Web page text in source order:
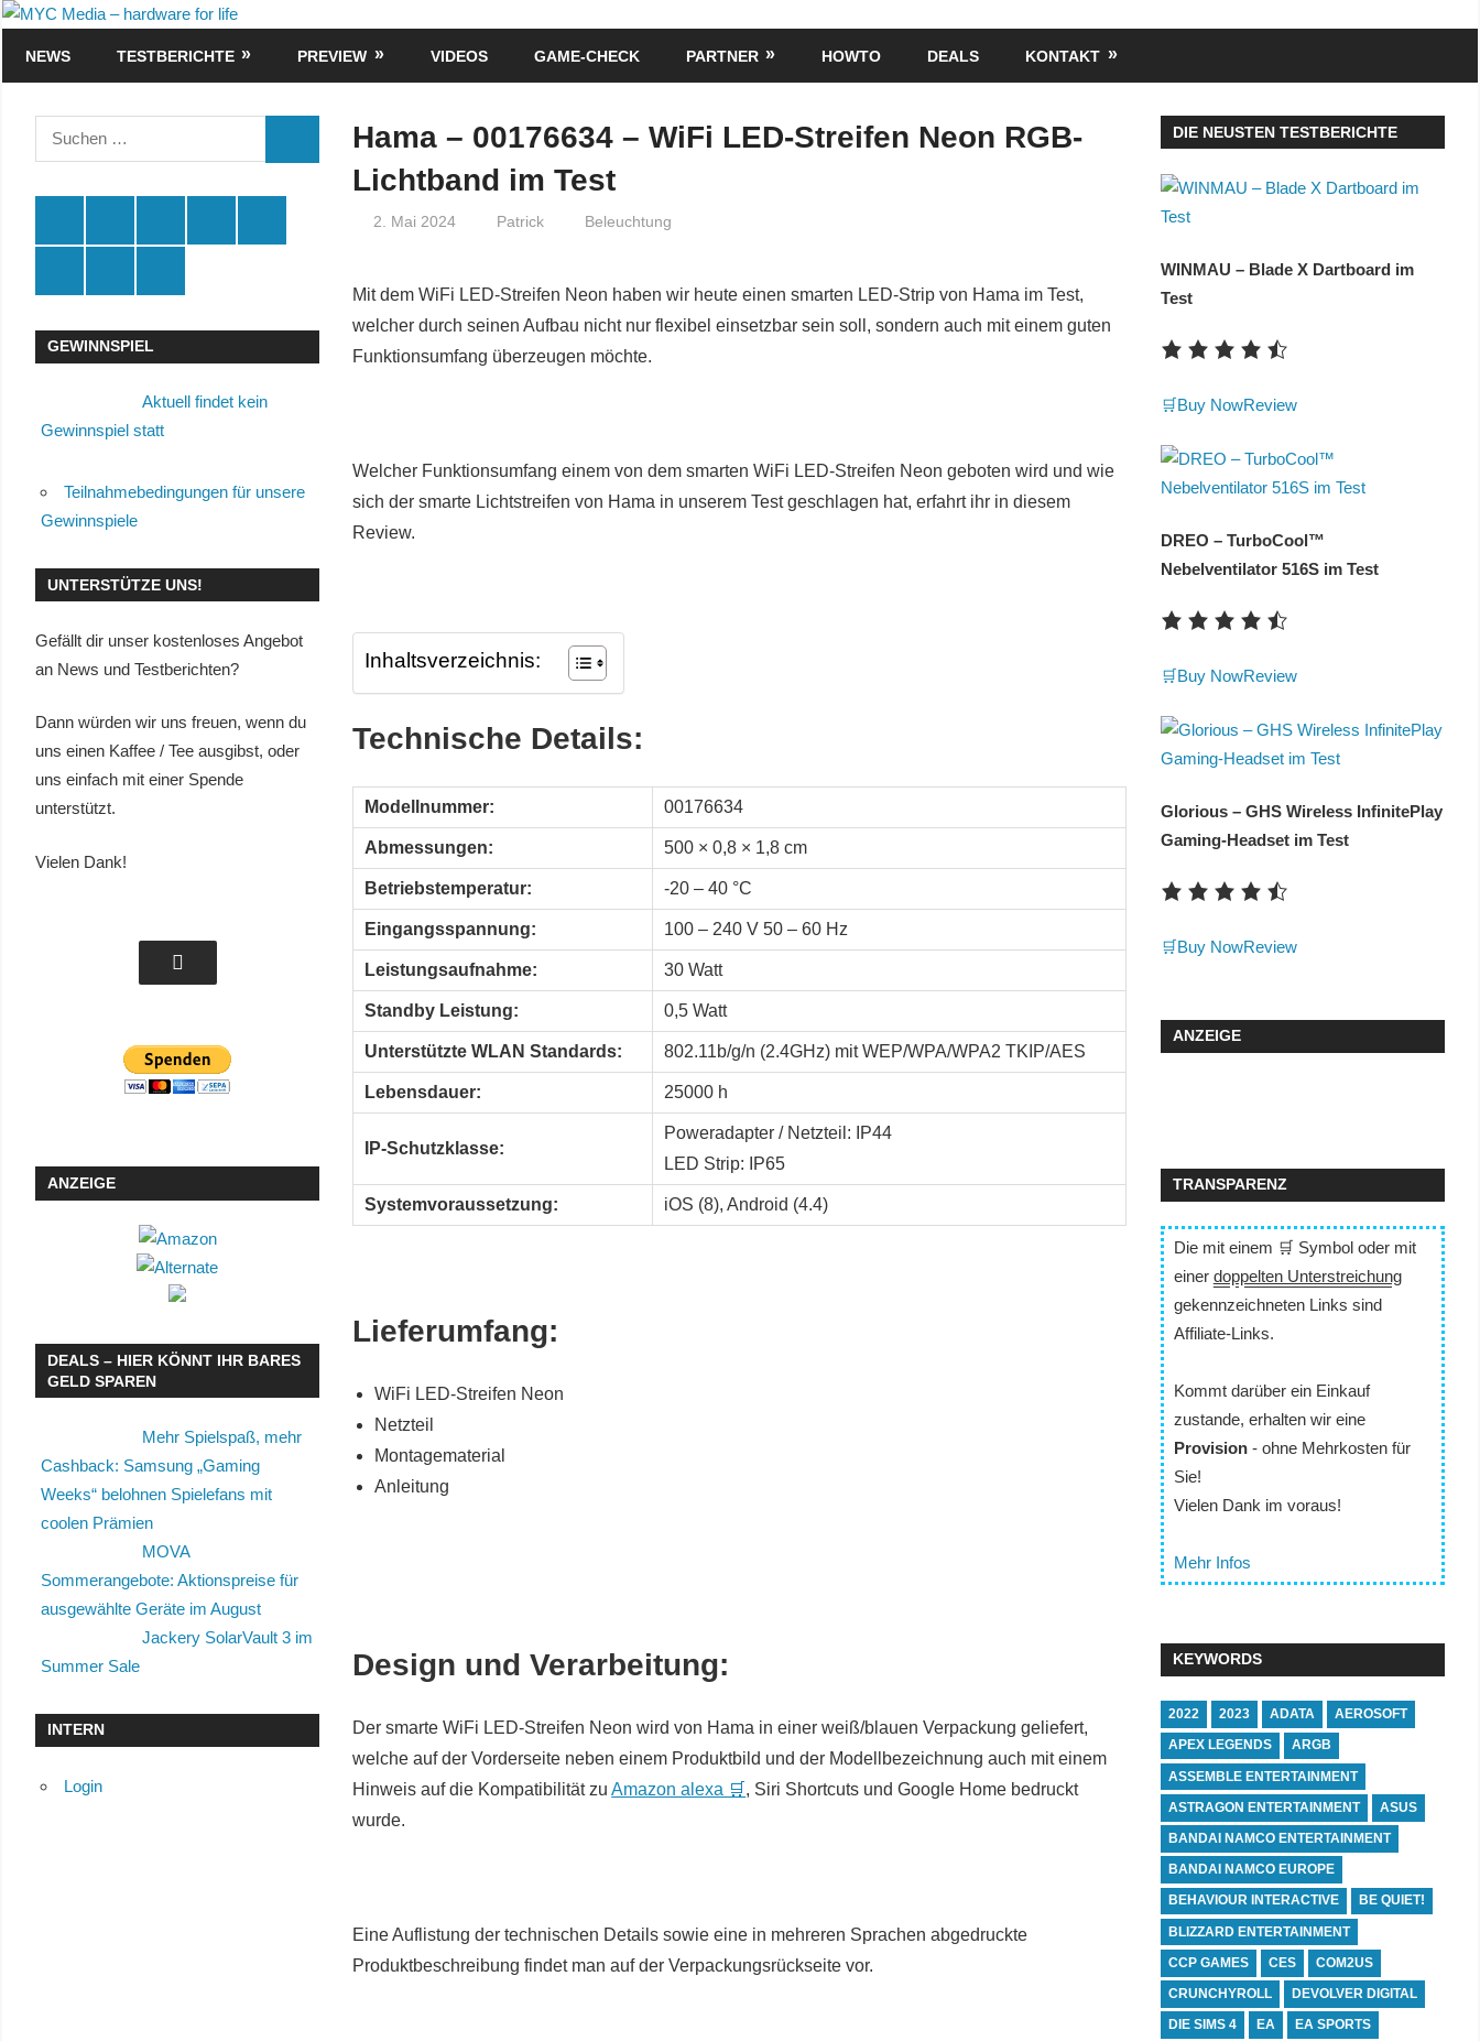
Zum
MYC
Media
–
hardware
NEWS TESTBERICHTE PREVIEW VIDEOS GAME-CHECK PARTNER HOWTO DEALS KONTAKT
Hama – 00176634 – WiFi LED-Streifen Neon RGB-
Lichtband im Test
2. Mai 2024 Patrick Beleuchtung
Mit dem WiFi LED-Streifen Neon haben wir heute einen smarten LED-Strip von Hama im Test,
welcher durch seinen Aufbau nicht nur flexibel einsetzbar sein soll, sondern auch mit einem guten
Funktionsumfang überzeugen möchte.
Welcher Funktionsumfang einem von dem smarten WiFi LED-Streifen Neon geboten wird und wie
sich der smarte Lichtstreifen von Hama in unserem Test geschlagen hat, erfahrt ihr in diesem
Review.
Inhaltsverzeichnis:
Technische Details:
Modellnummer: 00176634
Abmessungen: 500 × 0,8 × 1,8 cm
Betriebstemperatur: -20 – 40 °C
Eingangsspannung: 100 – 240 V 50 – 60 Hz
Leistungsaufnahme: 30 Watt
Standby Leistung: 0,5 Watt
Unterstützte WLAN Standards: 802.11b/g/n (2.4GHz) mit WEP/WPA/WPA2 TKIP/AES
Lebensdauer: 25000 h
IP-Schutzklasse:
Poweradapter / Netzteil: IP44
LED Strip: IP65
Systemvoraussetzung: iOS (8), Android (4.4)
Lieferumfang:
WiFi LED-Streifen Neon
Netzteil
Montagematerial
Anleitung
Design und Verarbeitung:
Der smarte WiFi LED-Streifen Neon wird von Hama in einer weiß/blauen Verpackung geliefert,
welche auf der Vorderseite neben einem Produktbild und der Modellbezeichnung auch mit einem
Hinweis auf die Kompatibilität zuAmazon alexa 🛒 , Siri Shortcuts und Google Home bedruckt
wurde.
Eine Auflistung der technischen Details sowie eine in mehreren Sprachen abgedruckte
Produktbeschreibung findet man auf der Verpackungsrückseite vor.
Suchen
nach:
GEWINNSPIEL
Aktuell findet kein
Gewinnspiel statt
Teilnahmebedingungen für unsere
Gewinnspiele
UNTERSTÜTZE UNS!
Gefällt dir unser kostenloses Angebot
an News und Testberichten?
Dann würden wir uns freuen, wenn du
uns einen Kaffee / Tee ausgibst, oder
uns einfach mit einer Spende
unterstützt.
Vielen Dank!
ANZEIGE
DEALS – HIER KÖNNT IHR BARES
GELD SPAREN
Mehr Spielspaß, mehr
Cashback: Samsung „Gaming
Weeks“ belohnen Spielefans mit
coolen Prämien
MOVA
Sommerangebote: Aktionspreise für
ausgewählte Geräte im August
Jackery SolarVault 3 im
Summer Sale
INTERN
Login
DIE NEUSTEN TESTBERICHTE
WINMAU – Blade X Dartboard im
Test
🛒Buy NowReview
DREO – TurboCool™
Nebelventilator 516S im Test
🛒Buy NowReview
Glorious – GHS Wireless InfinitePlay
Gaming-Headset im Test
🛒Buy NowReview
ANZEIGE
TRANSPARENZ
Die mit einem 🛒 Symbol oder mit
einer doppelten Unterstreichung
gekennzeichneten Links sind
Affiliate-Links.
Kommt darüber ein Einkauf
zustande, erhalten wir eine
Provision- ohne Mehrkosten für
Sie!
Vielen Dank im voraus!
Mehr Infos
KEYWORDS
2022 2023 ADATA AEROSOFT
APEX LEGENDS ARGB
ASSEMBLE ENTERTAINMENT
ASTRAGON ENTERTAINMENT ASUS
BANDAI NAMCO ENTERTAINMENT
BANDAI NAMCO EUROPE
BEHAVIOUR INTERACTIVE BE QUIET!
BLIZZARD ENTERTAINMENT
CCP GAMES CES COM2US
CRUNCHYROLL DEVOLVER DIGITAL
DIE SIMS 4 EA EA SPORTS